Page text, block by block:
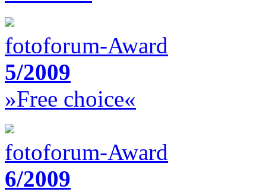
fotoforum-Award
5/2009
»Free choice«
fotoforum-Award
6/2009